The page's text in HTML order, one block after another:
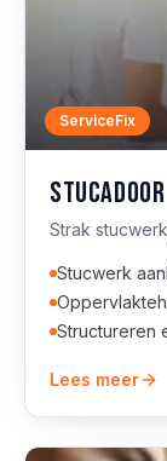
ServiceFix
Stucadoor
Strak
Stucwerk
Structureren
Lees meer